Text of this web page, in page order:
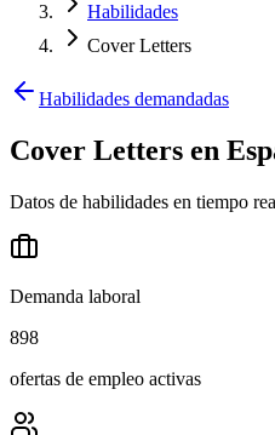
Habilidades
Cover Letters
Habilidades demandadas
Cover Letters en
Datos de habilidades en tiempo
Demanda laboral
898
ofertas de empleo activas